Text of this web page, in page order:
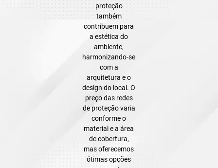
proteção
também
contribuem para
a estética do
ambiente,
harmonizando-se
com a
arquitetura e o
design do local. O
preço das redes
de proteção varia
conforme o
material e a área
de cobertura,
mas oferecemos
ótimas opções